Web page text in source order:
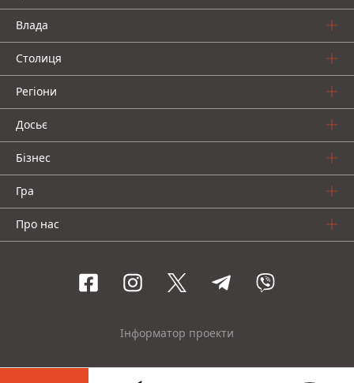
Влада
Столиця
Регіони
Досьє
Бізнес
Гра
Про нас
Інформатор проекти